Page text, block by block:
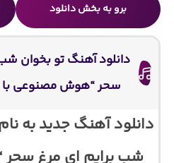
برو به بخش دانلود
دانلود آهنگ تو بخوان
سحر “هوش مصنوعی با
دانلود آهنگ جدید به
شب برایم ای مرغ